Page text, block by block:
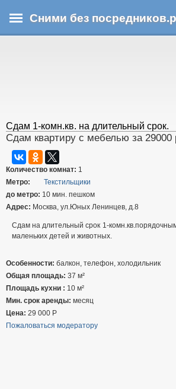
к
основному
Сними без
Сдам 1-комн.кв. на длительный срок.
Сдам квартиру с мебелью за 29000
Количество комнат: 1
Метро:
Текстильщики
до метро: 10 мин. пешком
Адрес: Москва, ул.Юных Ленинцев, д.8
Сдам на длительный срок 1-
маленьких детей и животных.
Особенности: балкон, телефон, холодильник
Общая площадь: 37 м²
Площадь кухни : 10 м²
Мин. срок аренды: месяц
Цена: 29 000 Р
Пожаловаться модератору